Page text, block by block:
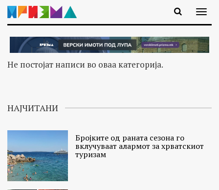
Не постојат написи во оваа категорија.
НАЈЧИТАНИ
Бројките од раната сезона го
вклучуваат алармот за хрватскиот
туризам